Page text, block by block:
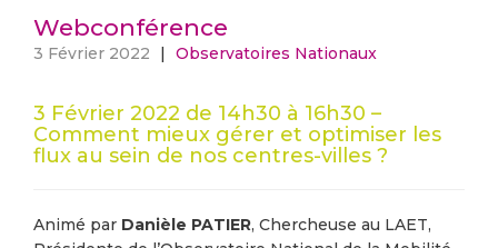
Webconférence
3 Février 2022 | Observatoires Nationaux
3 Février 2022 de 14h30 à 16h30 –
Comment mieux gérer et optimiser les
flux au sein de nos centres-villes ?
Animé par Danièle PATIER, Chercheuse au LAET,